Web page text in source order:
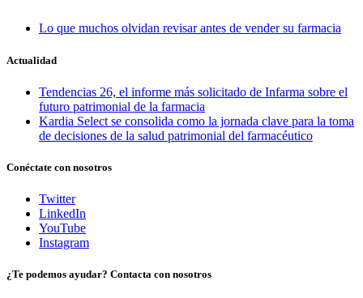
Lo que muchos olvidan revisar antes de vender su farmacia
Actualidad
Tendencias 26, el informe más solicitado de Infarma sobre el
futuro patrimonial de la farmacia
Kardia Select se consolida como la jornada clave para la toma
de decisiones de la salud patrimonial del farmacéutico
Conéctate con nosotros
Twitter
LinkedIn
YouTube
Instagram
¿Te podemos ayudar? Contacta con nosotros